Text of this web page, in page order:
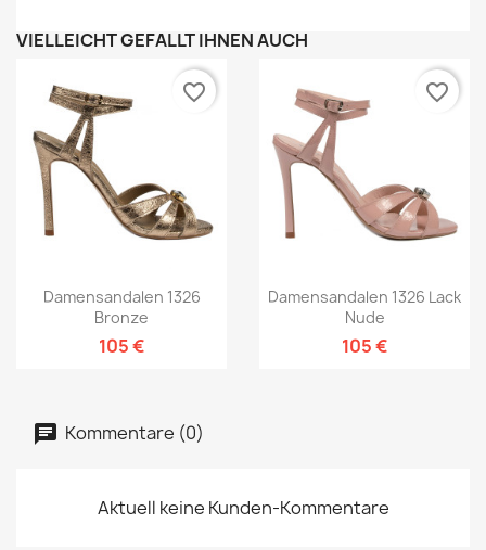
VIELLEICHT GEFÄLLT IHNEN AUCH
Damensandalen 1326
Bronze
105 €
favorite_border
Damensandalen 1326 Lack
Nude
105 €
favorite_border
Kommentare (0)
Aktuell keine Kunden-Kommentare